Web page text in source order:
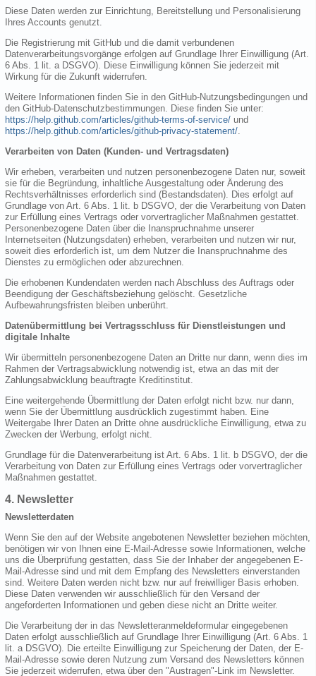
Diese Daten werden zur Einrichtung, Bereitstellung und Personalisierung
Ihres Accounts genutzt.
Die Registrierung mit GitHub und die damit verbundenen
Datenverarbeitungsvorgänge erfolgen auf Grundlage Ihrer Einwilligung (Art.
6 Abs. 1 lit. a DSGVO). Diese Einwilligung können Sie jederzeit mit
Wirkung für die Zukunft widerrufen.
Weitere Informationen finden Sie in den GitHub-Nutzungsbedingungen und
den GitHub-Datenschutzbestimmungen. Diese finden Sie unter:
https://help.github.com/articles/github-terms-of-service/ und
https://help.github.com/articles/github-privacy-statement/.
Verarbeiten von Daten (Kunden- und Vertragsdaten)
Wir erheben, verarbeiten und nutzen personenbezogene Daten nur, soweit
sie für die Begründung, inhaltliche Ausgestaltung oder Änderung des
Rechtsverhältnisses erforderlich sind (Bestandsdaten). Dies erfolgt auf
Grundlage von Art. 6 Abs. 1 lit. b DSGVO, der die Verarbeitung von Daten
zur Erfüllung eines Vertrags oder vorvertraglicher Maßnahmen gestattet.
Personenbezogene Daten über die Inanspruchnahme unserer
Internetseiten (Nutzungsdaten) erheben, verarbeiten und nutzen wir nur,
soweit dies erforderlich ist, um dem Nutzer die Inanspruchnahme des
Dienstes zu ermöglichen oder abzurechnen.
Die erhobenen Kundendaten werden nach Abschluss des Auftrags oder
Beendigung der Geschäftsbeziehung gelöscht. Gesetzliche
Aufbewahrungsfristen bleiben unberührt.
Datenübermittlung bei Vertragsschluss für Dienstleistungen und
digitale Inhalte
Wir übermitteln personenbezogene Daten an Dritte nur dann, wenn dies im
Rahmen der Vertragsabwicklung notwendig ist, etwa an das mit der
Zahlungsabwicklung beauftragte Kreditinstitut.
Eine weitergehende Übermittlung der Daten erfolgt nicht bzw. nur dann,
wenn Sie der Übermittlung ausdrücklich zugestimmt haben. Eine
Weitergabe Ihrer Daten an Dritte ohne ausdrückliche Einwilligung, etwa zu
Zwecken der Werbung, erfolgt nicht.
Grundlage für die Datenverarbeitung ist Art. 6 Abs. 1 lit. b DSGVO, der die
Verarbeitung von Daten zur Erfüllung eines Vertrags oder vorvertraglicher
Maßnahmen gestattet.
4. Newsletter
Newsletterdaten
Wenn Sie den auf der Website angebotenen Newsletter beziehen möchten,
benötigen wir von Ihnen eine E-Mail-Adresse sowie Informationen, welche
uns die Überprüfung gestatten, dass Sie der Inhaber der angegebenen E-
Mail-Adresse sind und mit dem Empfang des Newsletters einverstanden
sind. Weitere Daten werden nicht bzw. nur auf freiwilliger Basis erhoben.
Diese Daten verwenden wir ausschließlich für den Versand der
angeforderten Informationen und geben diese nicht an Dritte weiter.
Die Verarbeitung der in das Newsletteranmeldeformular eingegebenen
Daten erfolgt ausschließlich auf Grundlage Ihrer Einwilligung (Art. 6 Abs. 1
lit. a DSGVO). Die erteilte Einwilligung zur Speicherung der Daten, der E-
Mail-Adresse sowie deren Nutzung zum Versand des Newsletters können
Sie jederzeit widerrufen, etwa über den "Austragen"-Link im Newsletter.